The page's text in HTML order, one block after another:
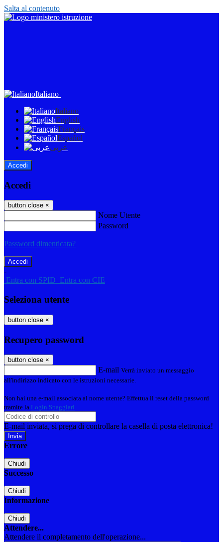
Salta al contenuto
Italiano
Italiano
English
Français
Español
عربى
Accedi
Accedi
button close ×
Nome Utente
Password
Password dimenticata?
-
Entra con SPID Entra con CIE
Seleziona utente
button close ×
Recupero password
button close ×
E-mail Verrà inviato un messaggio
all'indirizzo indicato con le istruzioni necessarie.
Non hai una e-mail associata al nome utente? Effettua il reset della password
tramite la Login Spaggiari
E-mail inviata, si prega di controllare la casella di posta elettronica!
Errore
Chiudi
Successo
Chiudi
Informazione
Chiudi
Attendere...
Attendere il completamento dell'operazione...